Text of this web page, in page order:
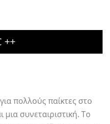
++
πολλούς παίκτες στο
μια συνεταιριστική. Το